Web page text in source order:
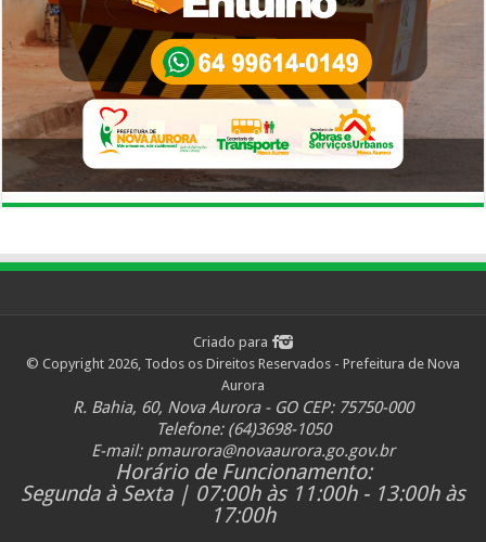
Criado para
© Copyright 2026, Todos os Direitos Reservados - Prefeitura de Nova
Aurora
R. Bahia, 60, Nova Aurora - GO CEP: 75750-000
Telefone: (64)3698-1050
E-mail: pmaurora@novaaurora.go.gov.br
Horário de Funcionamento:
Segunda à Sexta | 07:00h às 11:00h - 13:00h às
17:00h